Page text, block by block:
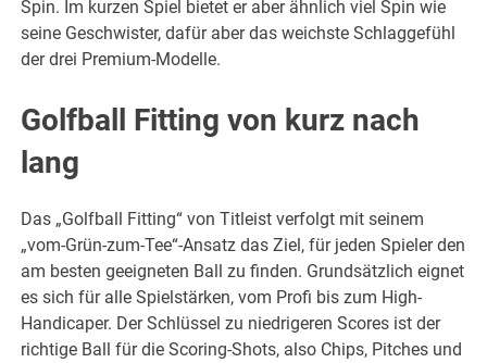
Spin. Im kurzen Spiel bietet er aber ähnlich viel Spin wie
seine Geschwister, dafür aber das weichste Schlaggefühl
der drei Premium-Modelle.
Golfball Fitting von kurz nach
lang
Das „Golfball Fitting“ von Titleist verfolgt mit seinem
„vom-Grün-zum-Tee“-Ansatz das Ziel, für jeden Spieler den
am besten geeigneten Ball zu finden. Grundsätzlich eignet
es sich für alle Spielstärken, vom Profi bis zum High-
Handicaper. Der Schlüssel zu niedrigeren Scores ist der
richtige Ball für die Scoring-Shots, also Chips, Pitches und